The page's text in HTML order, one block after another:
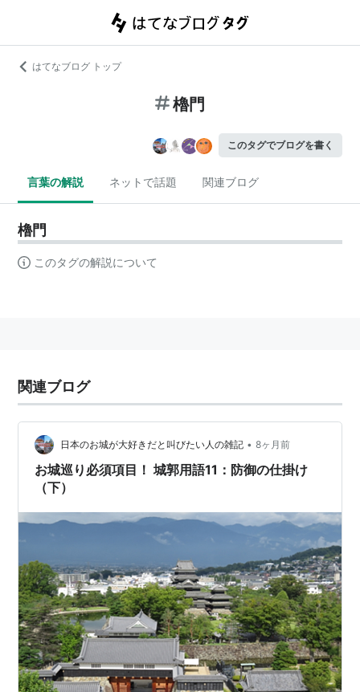
はてなブログ トップ
櫓門
このタグでブログを書く
言葉の解説 ネットで話題 関連ブログ
櫓門
このタグの解説について
関連ブログ
日本のお城が大好きだと叫びたい人の雑記 • 8ヶ月前
お城巡り必須項目！ 城郭用語11：防御の仕掛け
（下）